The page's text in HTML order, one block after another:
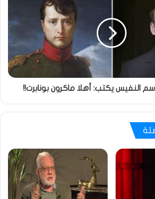
النفيس يكتب: أهلا ماكرون بونابرت!!